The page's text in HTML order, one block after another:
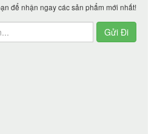
để nhận ngay các sản phẩm mới nhất!